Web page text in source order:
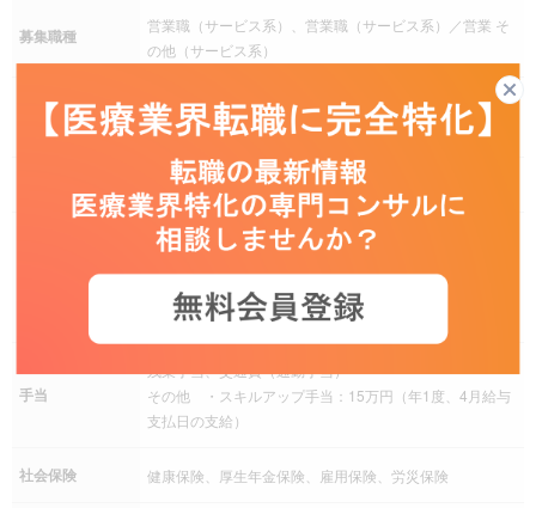
募集職種
営業職（サービス系）、営業職（サービス系）／営業 そ
の他（サービス系）
就業時間
9：00 ～ 18：00
休憩時間：60分
残業は月により変動あり
完全週休二日制（土日曜日）、祝日、夏季休暇、年末年
間休日120日以上
その他 ・子の看護休暇
手当
残業手当、交通費（通勤手当）
その他 ・スキルアップ手当：15万円（年1度、4月給与
支払日の支給）
社会保険 健康保険、厚生年金保険、雇用保険、労災保険